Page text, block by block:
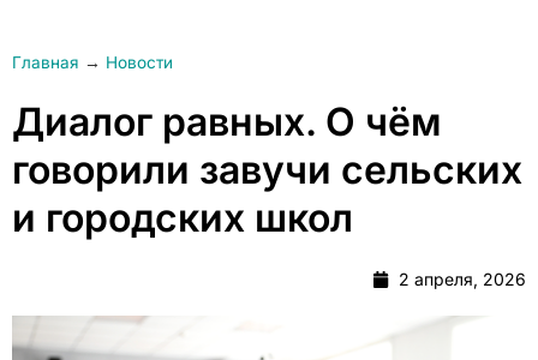
Главная → Новости
Диалог равных. О чём
говорили завучи сельских
и городских школ
2 апреля, 2026